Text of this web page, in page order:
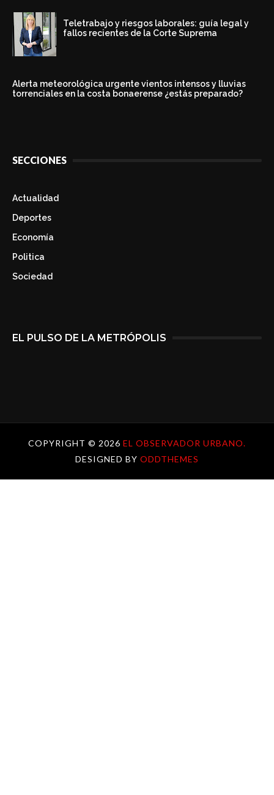
Teletrabajo y riesgos laborales: guía legal y
fallos recientes de la Corte Suprema
Alerta meteorológica urgente vientos intensos y lluvias
torrenciales en la costa bonaerense ¿estás preparado?
SECCIONES
Actualidad
Deportes
Economía
Politica
Sociedad
EL PULSO DE LA METRÓPOLIS
COPYRIGHT © 2026 EL OBSERVADOR URBANO.
DESIGNED BY ODDTHEMES